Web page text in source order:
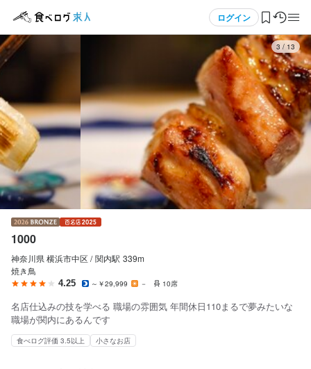
ログイン
ログイン・無料会員登録
食べログ求人TOP
求人検索
マイページ管理
閲覧履歴
検索履歴・保存した条件
応募履歴
WEB履歴書
3 / 13
1000
神奈川県 横浜市中区 / 関内駅 339m
焼き鳥
4.25 ～￥29,999 － 10席
名店仕込みの技を学べる 職場の雰囲気 年間休日110まるで夢みたいな
職場が関内にあるんです
食べログ評価 3.5以上 小さなお店
正社員
店長候補・マネージャー
店長候補・マネージャー
月給300,000円〜500,000円
ボーナス・賞与あり 昇給あり 交通費支給
給与補足
随時昇給
賞与年1回
交通費全額支給
勤務時間
13:00～24:00（シフト制・休憩あり）
応募画面へ進む
正社員
ホールスタッフ・サービススタッフ
ホールスタッフ・サービススタッフ
月給200,000円〜250,000円
ボーナス・賞与あり 昇給あり 交通費支給
給与補足
随時昇給
賞与年1回
交通費全額支給
勤務時間
17:00～24:00（実働6時間15分・45分休憩）
※18:00～営業開始となります
応募画面へ進む
正社員
調理師・調理スタッフ
月給280,000円〜400,000円
ボーナス・賞与あり 昇給あり 交通費支給
給与補足
随時昇給
賞与年1回
交通費全額支給
勤務時間
13:00～24:00（シフト制・休憩あり）
応募画面へ進む
正社員
調理補助・調理見習い
月給280,000円〜400,000円
ボーナス・賞与あり 昇給あり 交通費支給
給与補足
随時昇給
賞与年1回
交通費全額支給
勤務時間
13:00～24:00（シフト制・休憩あり）
応募画面へ進む
正社員
ソムリエ
月給200,000円〜250,000円
ボーナス・賞与あり 昇給あり 交通費支給
給与補足
随時昇給
賞与年1回
交通費全額支給
勤務時間
17:00～24:00（実働6時間15分・45分休憩）
※18:00～営業開始となります
応募画面へ進む
アルバイト・パート
ホールスタッフ・サービススタッフ
ホールスタッフ・サービススタッフ
時給1,300円〜1,500円
昇給あり 扶養内勤務OK
研修期間
・研修期間 約1カ月：時給1,200円
給与補足
時給アップあり
交通費全額支給
勤務時間
応募画面へ進む
アルバイト・パート
調理師・調理スタッフ
時給1,300円〜1,500円
昇給あり 扶養内勤務OK
研修期間
・研修期間 約1カ月：時給1,200円
給与補足
時給アップあり
交通費全額支給
勤務時間
応募画面へ進む
アルバイト・パート
調理補助・調理見習い
時給1,300円〜1,500円
昇給あり 扶養内勤務OK
研修期間
・研修期間 約1カ月：時給1,200円
給与補足
時給アップあり
交通費全額支給
勤務時間
応募画面へ進む
アルバイト・パート
ソムリエ
時給1,300円〜1,500円
昇給あり 扶養内勤務OK
研修期間
・研修期間 約1カ月：時給1,200円
給与補足
時給アップあり
交通費全額支給
勤務時間
応募画面へ進む